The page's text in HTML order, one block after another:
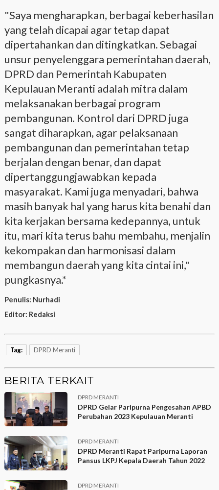
"Saya mengharapkan, berbagai keberhasilan
yang telah dicapai agar tetap dapat
dipertahankan dan ditingkatkan. Sebagai
unsur penyelenggara pemerintahan daerah,
DPRD dan Pemerintah Kabupaten
Kepulauan Meranti adalah mitra dalam
melaksanakan berbagai program
pembangunan. Kontrol dari DPRD juga
sangat diharapkan, agar pelaksanaan
pembangunan dan pemerintahan tetap
berjalan dengan benar, dan dapat
dipertanggungjawabkan kepada
masyarakat. Kami juga menyadari, bahwa
masih banyak hal yang harus kita benahi dan
kita kerjakan bersama kedepannya, untuk
itu, mari kita terus bahu membahu, menjalin
kekompakan dan harmonisasi dalam
membangun daerah yang kita cintai ini,"
pungkasnya.*
Penulis: Nurhadi
Editor: Redaksi
Tag: DPRD Meranti
BERITA TERKAIT
DPRD MERANTI
DPRD Gelar Paripurna Pengesahan APBD
Perubahan 2023 Kepulauan Meranti
DPRD MERANTI
DPRD Meranti Rapat Paripurna Laporan
Pansus LKPJ Kepala Daerah Tahun 2022
DPRD MERANTI